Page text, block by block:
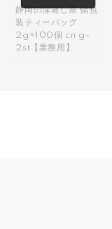
静岡の深蒸し茶 個包
装ティーバッグ
2g×100個 cn g-
2st【業務用】